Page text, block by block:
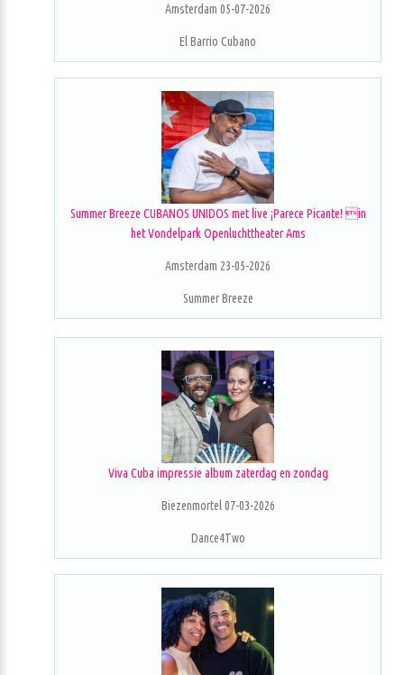
Amsterdam 05-07-2026
El Barrio Cubano
Summer Breeze CUBANOS UNIDOS met live ¡Parece Picante! in
het Vondelpark Openluchttheater Ams
Amsterdam 23-05-2026
Summer Breeze
Viva Cuba impressie album zaterdag en zondag
Biezenmortel 07-03-2026
Dance4Two